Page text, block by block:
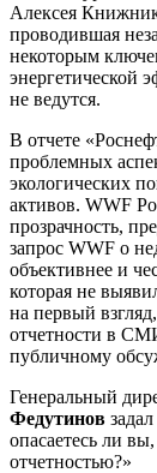
Алексея
проводившая
некоторым
энергетической
не ведутся.
В отчете
проблемных
экологических
активов. WWF
прозрачность,
запрос WWF о
объективнее и
которая не
на первый
отчетности в
публичному
Генеральный
Федутинов
опасаетесь ли
отчетностью?»